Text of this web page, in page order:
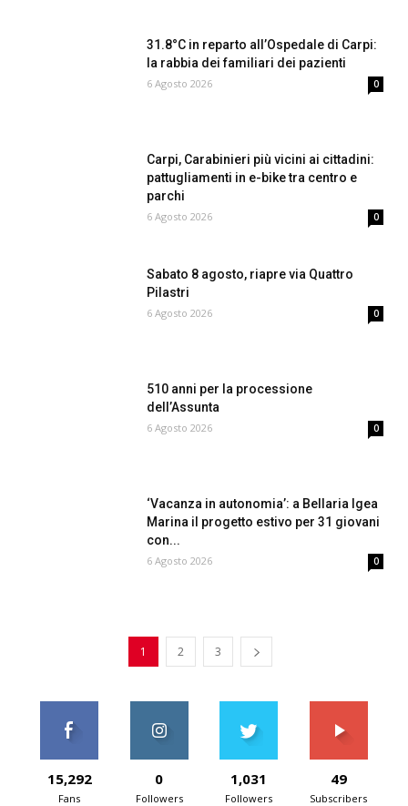
31.8°C in reparto all’Ospedale di Carpi:
la rabbia dei familiari dei pazienti
6 Agosto 2026 0
Carpi, Carabinieri più vicini ai cittadini:
pattugliamenti in e-bike tra centro e
parchi
6 Agosto 2026 0
Sabato 8 agosto, riapre via Quattro
Pilastri
6 Agosto 2026 0
510 anni per la processione
dell’Assunta
6 Agosto 2026 0
‘Vacanza in autonomia’: a Bellaria Igea
Marina il progetto estivo per 31 giovani
con...
6 Agosto 2026 0
1 2 3
15,292
Fans
0
Followers
1,031
Followers
49
Subscribers